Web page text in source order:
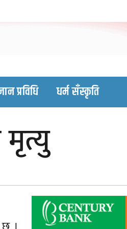
site
प्रविधि धर्म सँस्कृति